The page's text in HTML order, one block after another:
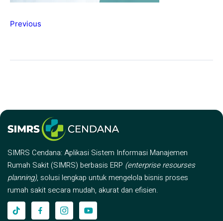
Previous
SIMRS Cendana: Aplikasi Sistem Informasi Manajemen
Rumah Sakit (SIMRS) berbasis ERP (enterprise resourses
planning), solusi lengkap untuk mengelola bisnis proses
rumah sakit secara mudah, akurat dan efisien.